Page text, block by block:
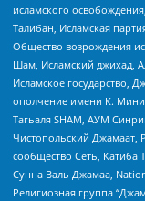
исламского
Талибан, Исламская
Общество возрождения
Шам, Исламский джихад,
Исламское государство,
ополчение имени К.
Тагьаля SHAM, АУМ
Чистопольский Джамаат,
сообщество Сеть,
Сунна Валь Джамаа,
Религиозная группа